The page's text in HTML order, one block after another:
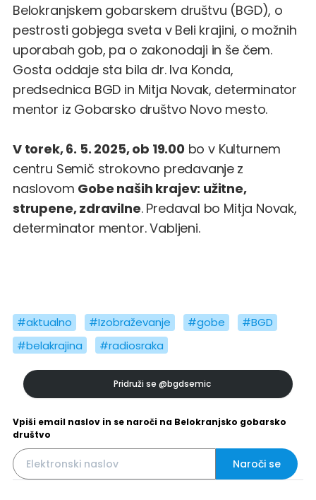
Belokranjskem gobarskem društvu (BGD), o
pestrosti gobjega sveta v Beli krajini, o možnih
uporabah gob, pa o zakonodaji in še čem.
Gosta oddaje sta bila dr. Iva Konda,
predsednica BGD in Mitja Novak, determinator
mentor iz Gobarsko društvo Novo mesto.
V torek, 6. 5. 2025, ob 19.00 bo v Kulturnem
centru Semič strokovno predavanje z
naslovom Gobe naših krajev: užitne,
strupene, zdravilne. Predaval bo Mitja Novak,
determinator mentor. Vabljeni.
#aktualno #Izobraževanje #gobe
#BGD
#belakrajina
#radiosraka
Pridruži se @bgdsemic
Vpiši email naslov in se naroči na Belokranjsko gobarsko
društvo
Naroči se